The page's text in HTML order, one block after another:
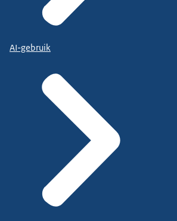
AI-gebruik